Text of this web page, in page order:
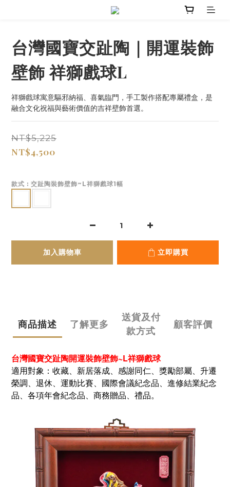
台灣國寶交趾陶｜開運裝飾
壁飾 祥獅戲球L
祥獅戲球寓意驅邪納福、喜氣臨門，手工製作搭配專屬禮盒，是
融合文化祝福與藝術價值的吉祥壁飾首選。
NT$5,225
NT$4,500
款式 : 交趾陶裝飾壁飾~L祥獅戲球1幅
加入購物車 立即購買
商品描述 了解更多
送貨及付
款方式
顧客評價
台灣國寶交趾陶開運裝飾壁飾~L祥獅戲球
適用對象：收藏、新居落成、感謝同仁、獎勵部屬、升遷
榮調、退休、運動比賽、國際會議紀念品、進修結業紀念
品、各項年會紀念品、商務贈品、禮品。